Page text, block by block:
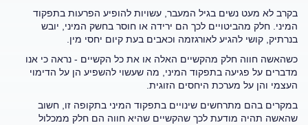
בקרב לא מעט נשים בגיל המעבר, עשויות להופיע הפרעות בתפקוד
המיני. חלק מהביטויים לכך הם ירידה או חוסר בחשק המיני, יובש
בנרתיק, קושי להגיע לאורגזמה וכאבים בעת קיום יחסי מין.
כשהאשה חווה חלק מהקשיים האלה או את כל הקשיים - נראה כי אנו
מדברים על פגיעה בתפקוד המיני, מה שעשוי להשפיע הן על הדימוי
העצמי והן על מערכת היחסים הזוגית.
במקרים בהם מתרחשים שינויים בתפקוד המיני בתקופה זו, חשוב
שהאשה תהיה מודעת לכך שהקשיים שהיא חווה הם חלק ממכלול